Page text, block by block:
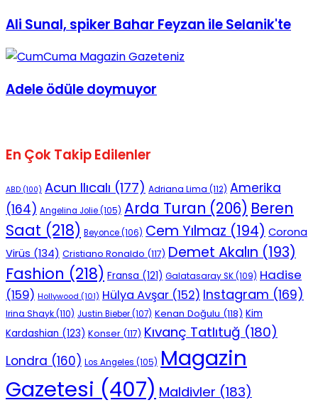
Ali Sunal, spiker Bahar Feyzan ile Selanik'te
Adele ödüle doymuyor
En Çok Takip Edilenler
ABD (100) Acun Ilıcalı (177) Adriana Lima (112) Amerika
(164) Angelina Jolie(105) Arda Turan (206) Beren
Saat (218) Beyonce(106) Cem Yılmaz (194) Corona
Virüs (134) Cristiano Ronaldo (117) Demet Akalın (193)
Fashion (218) Fransa (121) Galatasaray SK(109) Hadise
(159) Hollywood (101) Hülya Avşar (152) Instagram (169)
Irina Shayk(110) Justin Bieber(107) Kenan Doğulu (118) Kim
Kardashian (123) Konser (117) Kıvanç Tatlıtuğ (180)
Londra (160) Los Angeles (105) Magazin
Gazetesi (407) Maldivler (183)